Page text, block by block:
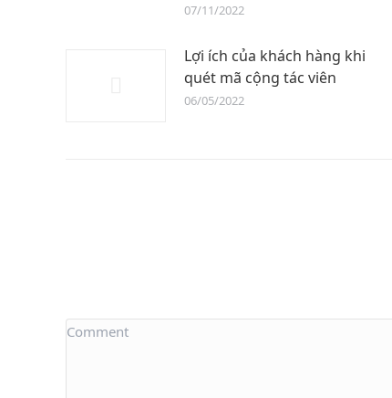
07/11/2022
Lợi ích của khách hàng khi
quét mã cộng tác viên
06/05/2022
Comment